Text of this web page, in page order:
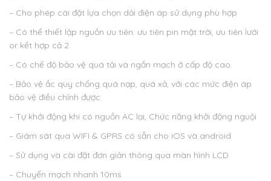
– Cho phép cài đặt lựa chọn dải điện áp sử dụng phù hợp
– Có thể thiết lập nguồn ưu tiên: ưu tiên pin mặt trời, ưu tiên lưới
or kết hợp cả 2
– Có chế độ bảo vệ quá tải và ngắn mạch ở cấp độ cao.
– Bảo vệ ắc quy chống quá nạp, quá xả, với các mức điện áp
bảo vệ điều chỉnh được
– Tự khởi động khi có nguồn AC lại, Chức năng khởi động nguội
– Giám sát qua WIFI & GPRS có sẵn cho iOS và android
– Sử dụng và cài đặt đơn giản thông qua màn hình LCD
– Chuyển mạch nhanh 10ms